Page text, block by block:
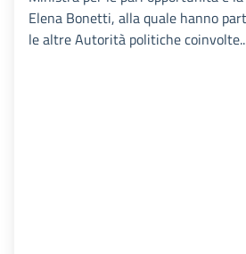
Elena Bonetti, alla quale hanno
le altre Autorità politiche